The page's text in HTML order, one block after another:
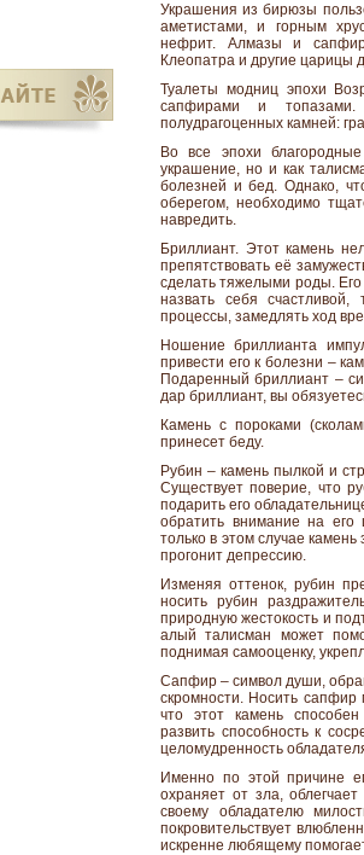
Украшения из бирюзы
аметистами, и горным
нефрит. Алмазы и
Клеопатра и другие царицы
Туалеты модниц эпохи
сапфирами и
полудрагоценных камней:
Во все эпохи
украшение, но и как
болезней и бед. Однако,
оберегом, необходимо
навредить.
Бриллиант. Этот камень
препятствовать её
сделать тяжелыми роды. Его
назвать себя счастливой,
процессы, замедлять ход
Ношение бриллианта
привести его к болезни –
Подаренный бриллиант –
дар бриллиант, вы
Камень с пороками
принесет беду.
Рубин – камень пылкой и
Существует поверие, что
подарить его
обратить внимание на его
только в этом случае
прогонит депрессию.
Изменяя оттенок, рубин
носить рубин
природную жестокость и
алый талисман может
поднимая самооценку,
Сапфир – символ души,
скромности. Носить
что этот камень
развить способность к
целомудренность
Именно по этой причине
охраняет от зла,
своему обладателю
покровительствует
искренне любящему